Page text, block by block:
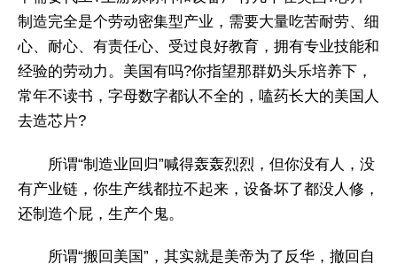
制造完全是个劳动密集型产业，需要大量吃苦耐劳、细
心、耐心、有责任心、受过良好教育，拥有专业技能和
经验的劳动力。美国有吗?你指望那群奶头乐培养下，
常年不读书，字母数字都认不全的，嗑药长大的美国人
去造芯片?
所谓“制造业回归”喊得轰轰烈烈，但你没有人，没
有产业链，你生产线都拉不起来，设备坏了都没人修，
还制造个屁，生产个鬼。
所谓“搬回美国”，其实就是美帝为了反华，撤回自